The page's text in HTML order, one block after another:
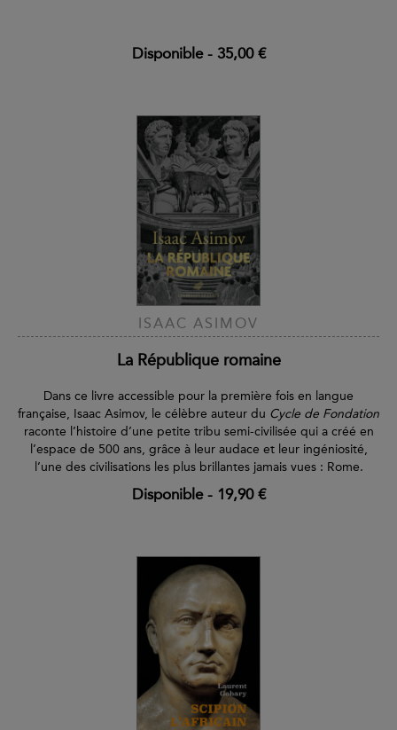
Disponible- 35,00 €
ISAAC ASIMOV
La République romaine
Dans ce livre accessible pour la première fois en langue
française, Isaac Asimov, le célèbre auteur du Cycle de Fondation
raconte l’histoire d’une petite tribu semi-civilisée qui a créé en
l’espace de 500 ans, grâce à leur audace et leur ingéniosité,
l’une des civilisations les plus brillantes jamais vues : Rome.
Disponible- 19,90 €